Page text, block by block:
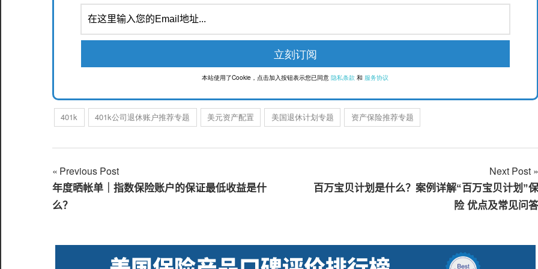
本站使用了Cookie，点击加入按钮表示您已同意隐私条款 和 服务协议
401k 401k公司退休账户推荐专题 美元资产配置 美国退休计划专题 资产保险推荐专题
文
章
航
Previous Post
年度晒帐单｜指数保险账户的保证最低收益是什
么？
Next Post
百万宝贝计划是什么？案例详解“百万宝贝计划”保
险 优点及常见问答